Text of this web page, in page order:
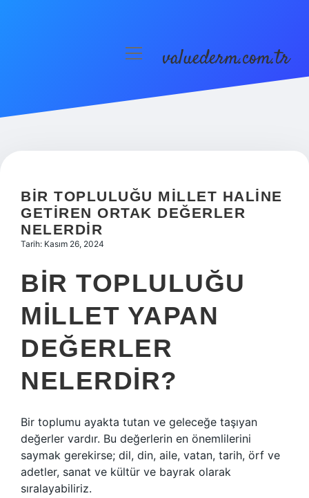
menüyüvaluederm.com.tr
BIR TOPLULUĞU MILLET HALINE
GETIREN ORTAK DEĞERLER
NELERDIR
Tarih: Kasım 26, 2024
BIR TOPLULUĞU
MILLET YAPAN
DEĞERLER
NELERDIR?
Bir toplumu ayakta tutan ve geleceğe taşıyan
değerler vardır. Bu değerlerin en önemlilerini
saymak gerekirse; dil, din, aile, vatan, tarih, örf ve
adetler, sanat ve kültür ve bayrak olarak
sıralayabiliriz.